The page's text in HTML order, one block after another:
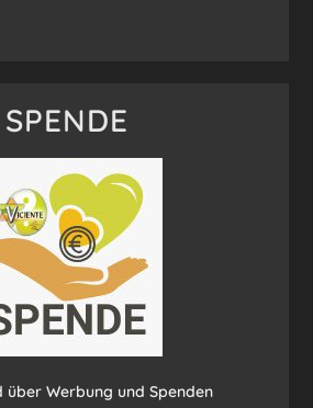
SPENDE
über Werbung und Spenden